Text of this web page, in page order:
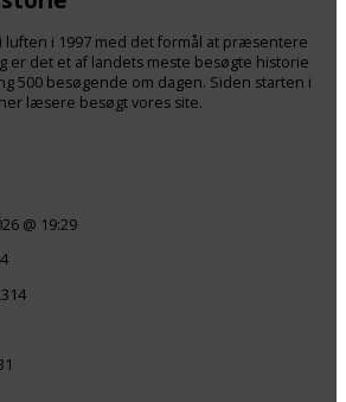
luften i 1997 med det formål at præsentere
er det et af landets meste besøgte historie
500 besøgende om dagen. Siden starten i
læsere besøgt vores site.
@ 19:29